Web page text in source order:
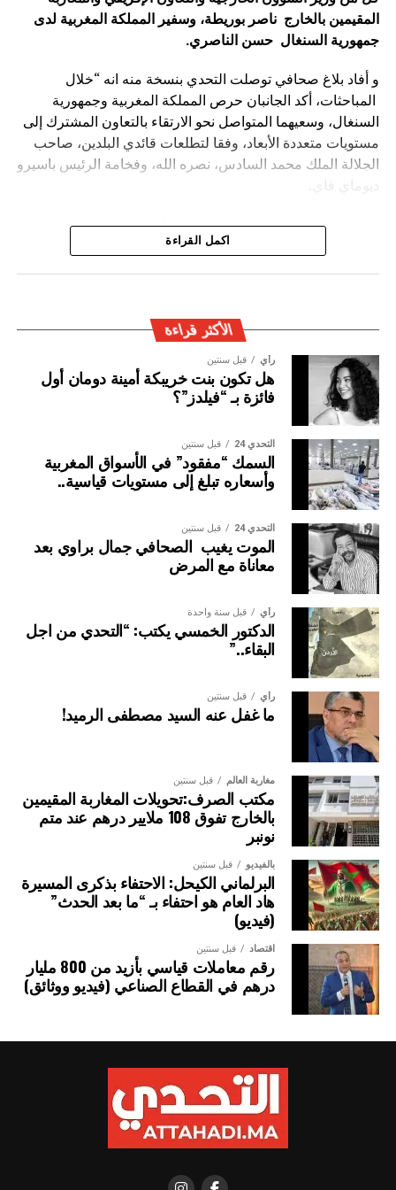
(رخصة CC BY-SA 4.0).
المقيمين بالخارج ناصر بوريطة، وسفير المملكة المغربية لدى
جمهورية السنغال حسن الناصري.
و أفاد بلاغ صحافي توصلت التحدي بنسخة منه انه “خلال
المباحثات، أكد الجانبان حرص المملكة المغربية وجمهورية
السنغال، وسعيهما المتواصل نحو الارتقاء بالتعاون المشترك إلى
مستويات متعددة الأبعاد، وفقا لتطلعات قائدي البلدين، صاحب
الجلالة الملك محمد السادس، نصره الله، وفخامة الرئيس باسيرو
كما شدد الطرفان يضيف البلاغ ” على أن المغرب والسنغال
سيظلان وفيّين لروح الأخوة والتضامن والاحترام التي كرسها كل
وأكد المصدر ذاته ا انه”تم التذكير بالروابط الإنسانية والدينية
والاقتصادية الوثيقة التي تجمع البلدين، والتي تتضح جليا من خلال
الزيارات الثمانية التي قام بها جلالة الملك حفظه الله، إلى
السنغال. كما أبرز الدور المحوري الذي تضطلع به جمهورية
السنغال في المبادرات الملكية الرامية لترسيخ التنمية في
إفريقيا، لاسيما المبادرة الملكية لتعزيز ولوج بلدان الساحل إلى
المحيط الأطلسي.
اللقاء شكل مناسبة للوقوف على القفزة النوعية المسجلة في
تبادل الزيارات الوزارية، وإثراء الإطار القانوني الذي ينظم
التعاون الثنائي، وكذا توطيد الشراكة الاقتصادية والاستثمارات،
منذ تولي السيد باسيرو ديوماي فاي، رئاسة الجمهورية السنغالية.
ويشكل انعقاد الدروة الـ 15 للجنة العليا المختلطة للشراكة
المغربية السنغالية، فرصة سانحة لتعزيز التعاون القطاعي بين
البلدين، من خلال إرساء مشاريع مهيكلة في مجالات الفلاحة،
والطاقة، والتجارة، والاقتصاد الرقمي وغيرها.
اكمل القراءة
الأكثر قراءة
رأي قبل سنتين
هل تكون بنت خريبكة أمينة دومان أول
فائزة بـ “فيلدز”؟
التحدي 24 قبل سنتين
السمك “مفقود” في الأسواق المغربية
وأسعاره تبلغ إلى مستويات قياسية..
التحدي 24 قبل سنتين
الموت يغيب الصحافي جمال براوي بعد
معاناة مع المرض
رأي قبل سنة واحدة
الدكتور الخمسي يكتب: “التحدي من اجل
البقاء..”
رأي قبل سنتين
ما غفل عنه السيد مصطفى الرميد!
مغاربة العالم قبل سنتين
مكتب الصرف:تحويلات المغاربة المقيمين
بالخارج تفوق 108 ملايير درهم عند متم
نونبر
بالفيديو قبل سنتين
البرلماني الكيحل: الاحتفاء بذكرى المسيرة
هاد العام هو احتفاء بـ “ما بعد الحدث”
(فيديو)
اقتصاد قبل سنتين
رقم معاملات قياسي بأزيد من 800 مليار
درهم في القطاع الصناعي (فيديو ووثائق)